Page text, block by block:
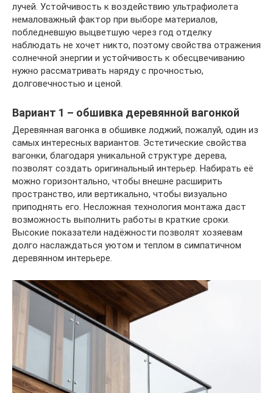
лучей. Устойчивость к воздействию ультрафиолета
немаловажный фактор при выборе материалов,
побледневшую выцветшую через год отделку
наблюдать не хочет никто, поэтому свойства отражения
солнечной энергии и устойчивость к обесцвечиванию
нужно рассматривать наряду с прочностью,
долговечностью и ценой.
Вариант 1 – обшивка деревянной вагонкой
Деревянная вагонка в обшивке лоджий, пожалуй, один из
самых интересных вариантов. Эстетические свойства
вагонки, благодаря уникальной структуре дерева,
позволят создать оригинальный интерьер. Набирать её
можно горизонтально, чтобы внешне расширить
пространство, или вертикально, чтобы визуально
приподнять его. Несложная технология монтажа даст
возможность выполнить работы в краткие сроки.
Высокие показатели надёжности позволят хозяевам
долго наслаждаться уютом и теплом в симпатичном
деревянном интерьере.